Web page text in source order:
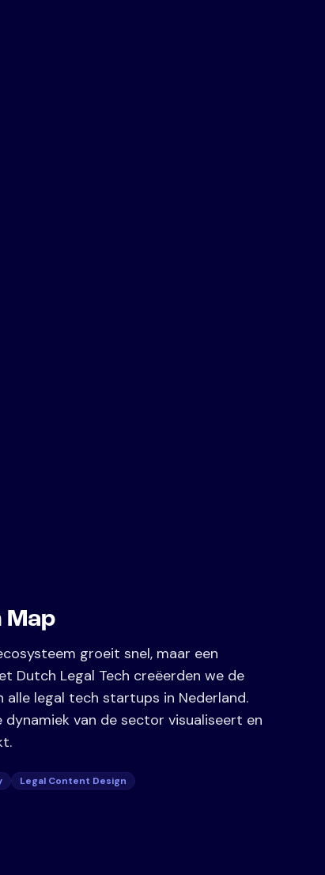
Map
groeit snel, maar een
Dutch Legal Tech creëerden we de
legal tech startups in Nederland.
van de sector visualiseert en
Legal Content Design